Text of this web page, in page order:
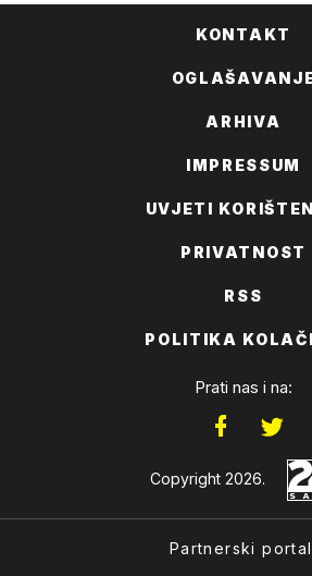
KONTAKT
ARHIVA
IMPRESSUM
UVJETI
PRIVATNOST
RSS
POLITIKA
Prati nas i na:
Copyright 2026.
Partnerski